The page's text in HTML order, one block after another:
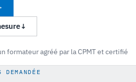
↓
formateur agréé par la CPMT et certifié